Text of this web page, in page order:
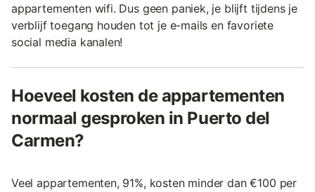
appartementen wifi. Dus geen paniek, je blijft tijdens je
verblijf toegang houden tot je e-mails en favoriete
social media kanalen!
Hoeveel kosten de appartementen
normaal gesproken in Puerto del
Carmen?
Veel appartementen, 91%, kosten minder dan €100 per